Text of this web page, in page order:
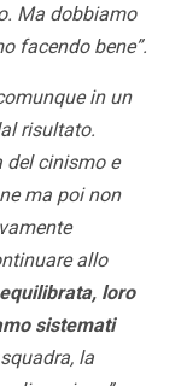
Ma dobbiamo
facendo bene”.
in un
risultato.
del cinismo e
ma poi non
allo
loro
sistemati
la